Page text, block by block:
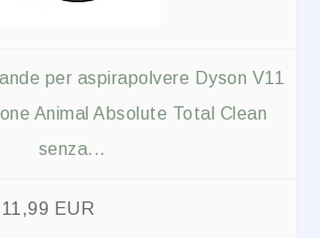
per aspirapolvere Dyson V11
Animal Absolute Total Clean
senza...
11,99 EUR